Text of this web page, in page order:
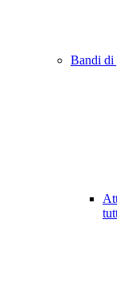
Bandi di